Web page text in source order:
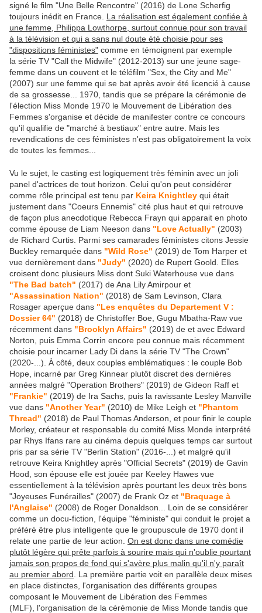
signé le film "Une Belle Rencontre" (2016) de Lone Scherfig
toujours inédit en France. La réalisation est également confiée à
une femme, Philippa Lowthorpe, surtout connue pour son travail
à la télévision et qui a sans nul doute été choisie pour ses
"dispositions féministes" comme en témoignent par exemple
la série TV "Call the Midwife" (2012-2013) sur une jeune sage-
femme dans un couvent et le téléfilm "Sex, the City and Me"
(2007) sur une femme qui se bat après avoir été licencié à cause
de sa grossesse... 1970, tandis que se prépare la cérémonie de
l'élection Miss Monde 1970 le Mouvement de Libération des
Femmes s'organise et décide de manifester contre ce concours
qu'il qualifie de "marché à bestiaux" entre autre. Mais les
revendications de ces féministes n'est pas obligatoirement la voix
de toutes les femmes...
Vu le sujet, le casting est logiquement très féminin avec un joli
panel d'actrices de tout horizon. Celui qu'on peut considérer
comme rôle principal est tenu par Keira Knightley qui était
justement dans "Coeurs Ennemis" cité plus haut et qui retrouve
de façon plus anecdotique Rebecca Frayn qui apparait en photo
comme épouse de Liam Neeson dans "Love Actually" (2003)
de Richard Curtis. Parmi ses camarades féministes citons Jessie
Buckley remarquée dans "Wild Rose" (2019) de Tom Harper et
vue dernièrement dans "Judy" (2020) de Rupert Goold. Elles
croisent donc plusieurs Miss dont Suki Waterhouse vue dans
"The Bad batch" (2017) de Ana Lily Amirpour et
"Assassination Nation" (2018) de Sam Levinson, Clara
Rosager aperçue dans "Les enquêtes du Departement V :
Dossier 64" (2018) de Christoffer Boe, Gugu Mbatha-Raw vue
récemment dans "Brooklyn Affairs" (2019) de et avec Edward
Norton, puis Emma Corrin encore peu connue mais récemment
choisie pour incarner Lady Di dans la série TV "The Crown"
(2020-...). À côté, deux couples emblématiques : le couple Bob
Hope, incarné par Greg Kinnear plutôt discret des dernières
années malgré "Operation Brothers" (2019) de Gideon Raff et
"Frankie" (2019) de Ira Sachs, puis la ravissante Lesley Manville
vue dans "Another Year" (2010) de Mike Leigh et "Phantom
Thread" (2018) de Paul Thomas Anderson, et pour finir le couple
Morley, créateur et responsable du comité Miss Monde interprété
par Rhys Ifans rare au cinéma depuis quelques temps car surtout
pris par sa série TV "Berlin Station" (2016-...) et malgré qu'il
retrouve Keira Knightley après "Official Secrets" (2019) de Gavin
Hood, son épouse elle est jouée par Keeley Hawes vue
essentiellement à la télévision après pourtant les deux très bons
"Joyeuses Funérailles" (2007) de Frank Oz et "Braquage à
l'Anglaise" (2008) de Roger Donaldson... Loin de se considérer
comme un docu-fiction, l'équipe "féministe" qui conduit le projet a
préféré être plus intelligente que le groupuscule de 1970 dont il
relate une partie de leur action. On est donc dans une comédie
plutôt légère qui prête parfois à sourire mais qui n'oublie pourtant
jamais son propos de fond qui s'avère plus malin qu'il n'y paraît
au premier abord . La première partie voit en parallèle deux mises
en place distinctes, l'organisation des différents groupes
composant le Mouvement de Libération des Femmes
(MLF), l'organisation de la cérémonie de Miss Monde tandis que